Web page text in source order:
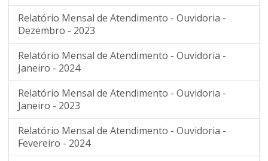
Relatório Mensal de Atendimento - Ouvidoria -
Dezembro - 2023
Relatório Mensal de Atendimento - Ouvidoria -
Janeiro - 2024
Relatório Mensal de Atendimento - Ouvidoria -
Janeiro - 2023
Relatório Mensal de Atendimento - Ouvidoria -
Fevereiro - 2024